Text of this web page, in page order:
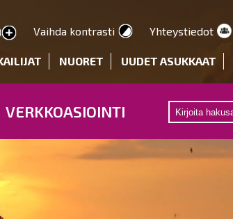
Vaihda kontrasti Yhteystiedot
NUORET UUDET ASUKKAAT
VERKKOASIOINTI